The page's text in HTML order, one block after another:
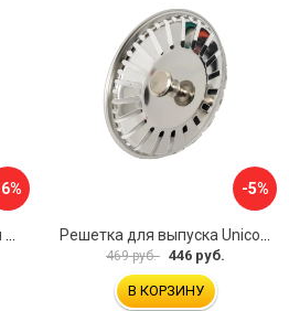
Пробка для ванн, раковин Профитт 2226391
-5%
Решетка для выпуска Unicorn E100
469 руб. 446 руб.
В КОРЗИНУ